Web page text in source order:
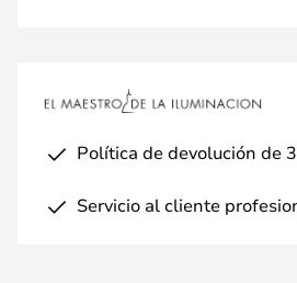
Política de devolución de
Servicio al cliente